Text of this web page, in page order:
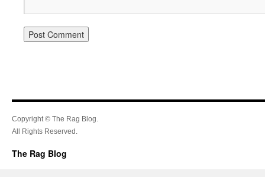
Copyright © The Rag Blog.
All Rights Reserved.
The Rag Blog